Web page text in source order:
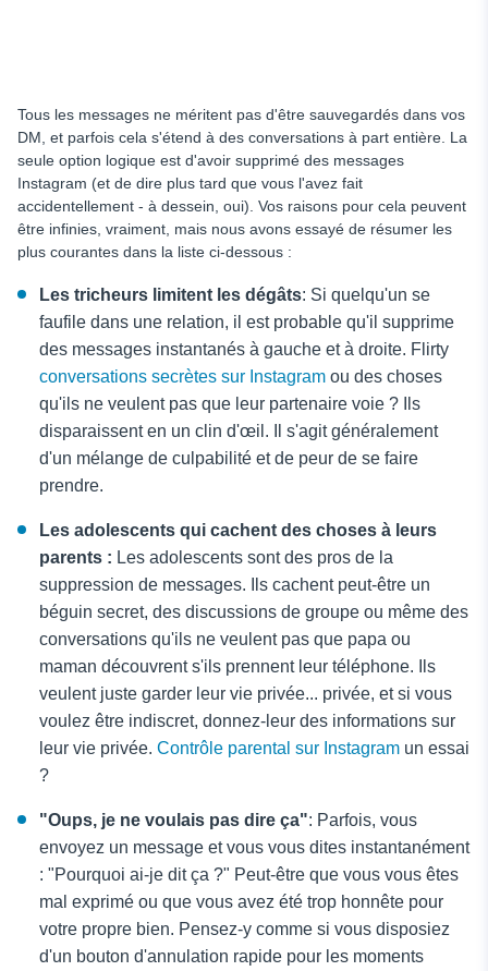
Tous les messages ne méritent pas d'être sauvegardés dans vos
DM, et parfois cela s'étend à des conversations à part entière. La
seule option logique est d'avoir supprimé des messages
Instagram (et de dire plus tard que vous l'avez fait
accidentellement - à dessein, oui). Vos raisons pour cela peuvent
être infinies, vraiment, mais nous avons essayé de résumer les
plus courantes dans la liste ci-dessous :
Les tricheurs limitent les dégâts: Si quelqu'un se
faufile dans une relation, il est probable qu'il supprime
des messages instantanés à gauche et à droite. Flirty
conversations secrètes sur Instagram ou des choses
qu'ils ne veulent pas que leur partenaire voie ? Ils
disparaissent en un clin d'œil. Il s'agit généralement
d'un mélange de culpabilité et de peur de se faire
prendre.
Les adolescents qui cachent des choses à leurs
parents : Les adolescents sont des pros de la
suppression de messages. Ils cachent peut-être un
béguin secret, des discussions de groupe ou même des
conversations qu'ils ne veulent pas que papa ou
maman découvrent s'ils prennent leur téléphone. Ils
veulent juste garder leur vie privée... privée, et si vous
voulez être indiscret, donnez-leur des informations sur
leur vie privée. Contrôle parental sur Instagram un essai
?
"Oups, je ne voulais pas dire ça": Parfois, vous
envoyez un message et vous vous dites instantanément
: "Pourquoi ai-je dit ça ?" Peut-être que vous vous êtes
mal exprimé ou que vous avez été trop honnête pour
votre propre bien. Pensez-y comme si vous disposiez
d'un bouton d'annulation rapide pour les moments